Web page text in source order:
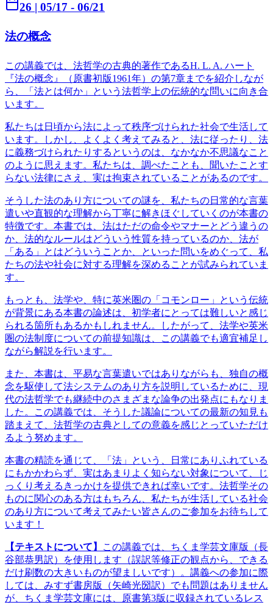
26 | 05/17 - 06/21
法の概念
この講義では、法哲学の古典的著作であるH. L. A. ハート
『法の概念』（原書初版1961年）の第7章までを紹介しなが
ら、「法とは何か」という法哲学上の伝統的な問いに向き合
います。
私たちは日頃から法によって秩序づけられた社会で生活して
います。しかし、よくよく考えてみると、法に従ったり、法
に義務づけられたりするというのは、なかなか不思議なこと
のように思えます。私たちは、調べたことも、聞いたことす
らない法律にさえ、実は拘束されていることがあるのです。
そうした法のあり方についての謎を、私たちの日常的な言葉
遣いや直観的な理解から丁寧に解きほぐしていくのが本書の
特徴です。本書では、法はただの命令やマナーとどう違うの
か、法的なルールはどういう性質を持っているのか、法が
「ある」とはどういうことか、といった問いをめぐって、私
たちの法や社会に対する理解を深めることが試みられていま
す。
もっとも、法学や、特に英米圏の「コモンロー」という伝統
が背景にある本書の論述は、初学者にとっては難しいと感じ
られる箇所もあるかもしれません。したがって、法学や英米
圏の法制度についての前提知識は、この講義でも適宜補足し
ながら解説を行います。
また、本書は、平易な言葉遣いではありながらも、独自の概
念を駆使して法システムのあり方を説明しているために、現
代の法哲学でも継続中のさまざまな論争の出発点にもなりま
した。この講義では、そうした議論についての最新の知見も
踏まえて、法哲学の古典としての意義を感じとっていただけ
るよう努めます。
本書の精読を通じて、「法」という、日常にありふれている
にもかかわらず、実はあまりよく知らない対象について、じ
っくり考えるきっかけを提供できれば幸いです。法哲学その
ものに関心のある方はもちろん、私たちが生活している社会
のあり方について考えてみたい皆さんのご参加をお待ちして
います！
【テキストについて】
この講義では、ちくま学芸文庫版（長
谷部恭男訳）を使用します（誤訳等修正の観点から、できる
だけ刷数の大きいものが望ましいです）。講義への参加に際
しては、みすず書房版（矢崎光圀訳）でも問題はありません
が、ちくま学芸文庫には、原書第3版に収録されているレス